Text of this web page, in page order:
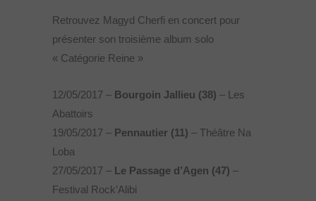
Retrouvez Magyd Cherfi en concert pour
présenter son troisième album solo
« Catégorie Reine »
12/05/2017 – Bourgoin Jallieu (38) – Les
Abattoirs
19/05/2017 – Pennautier (11) – Théâtre Na
Loba
27/05/2017 – Le Passage d’Agen (47) –
Festival Rock’Alibi